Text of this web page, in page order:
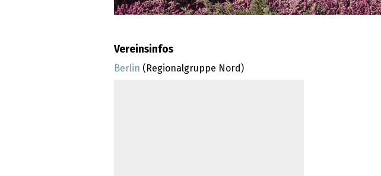
Vereinsinfos
Berlin (Regionalgruppe Nord)